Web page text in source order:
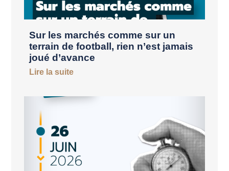
Sur les marchés comme sur un
terrain de football, rien n’est jamais
joué d’avance
Lire la suite